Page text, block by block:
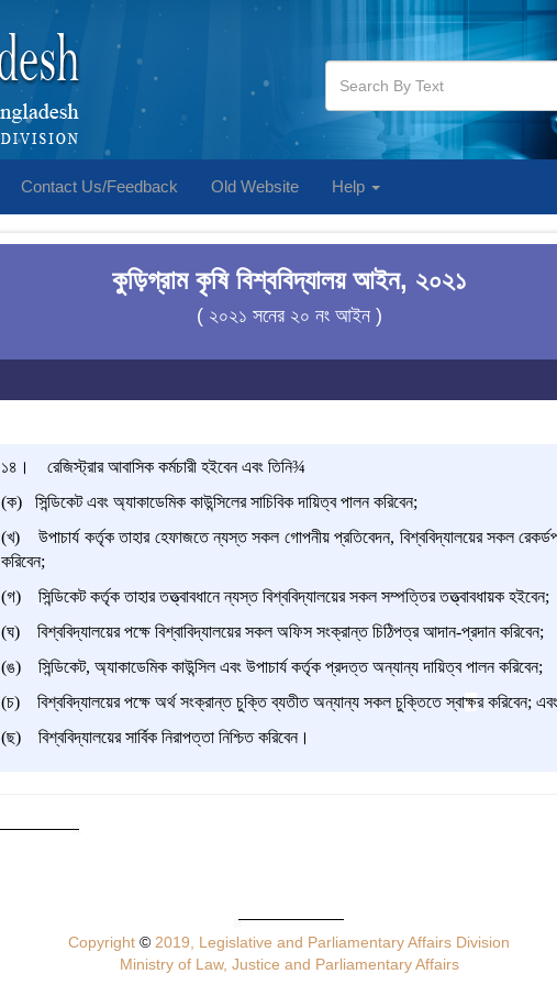
Contact Us/Feedback Old Website Help
কুড়িগ্রাম কৃষি বিশ্ববিদ্যালয় আইন, ২০২১
( ২০২১ সনের ২০ নং আইন )
১৪। রেজিস্ট্রার আবাসিক কর্মচারী হইবেন এবং তিনি¾
(ক) সিন্ডিকেট এবং অ্যাকাডেমিক কাউন্সিলের সাচিবিক দায়িত্ব পালন করিবেন;
(খ) উপাচার্য কর্তৃক তাহার হেফাজতে ন্যস্ত সকল গোপনীয় প্রতিবেদন, বিশ্ববিদ্যালয়ের সকল
করিবেন;
(গ) সিন্ডিকেট কর্তৃক তাহার তত্ত্বাবধানে ন্যস্ত বিশ্ববিদ্যালয়ের সকল সম্পত্তির তত্ত্বাবধায়ক হইবেন;
(ঘ) বিশ্ববিদ্যালয়ের পক্ষে বিশ্বাবিদ্যালয়ের সকল অফিস সংক্রান্ত চিঠিপত্র আদান-প্রদান করিবেন;
(ঙ) সিন্ডিকেট, অ্যাকাডেমিক কাউন্সিল এবং উপাচার্য কর্তৃক প্রদত্ত অন্যান্য দায়িত্ব পালন করিবেন;
(চ) বিশ্ববিদ্যালয়ের পক্ষে অর্থ সংক্রান্ত চুক্তি ব্যতীত অন্যান্য সকল চুক্তিতে স্বাক্ষর করিবেন; এবং
(ছ) বিশ্ববিদ্যালয়ের সার্বিক নিরাপত্তা নিশ্চিত করিবেন।
Copyright© 2019, Legislative and Parliamentary Affairs Division
Ministry of Law, Justice and Parliamentary Affairs